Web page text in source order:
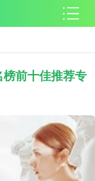
前十佳推荐专